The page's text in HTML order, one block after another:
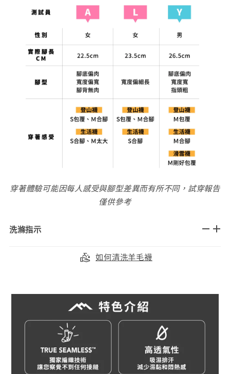
穿著體驗可能因每人感受與腳型差異而有所不同，試穿報告
僅供參考
洗滌指示
如何清洗羊毛襪